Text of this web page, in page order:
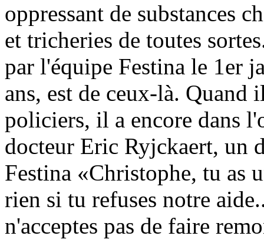
oppressant de substances
et tricheries de toutes
par l'équipe Festina le 1er
ans, est de ceux-là. Quand
policiers, il a encore dans
docteur Eric Ryjckaert, un
Festina «Christophe, tu as
rien si tu refuses notre
n'acceptes pas de faire